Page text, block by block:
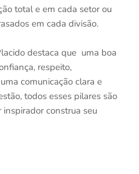
total e em cada setor ou
em cada divisão.
destaca que uma boa
respeito,
comunicação clara e
todos esses pilares são
construa seu